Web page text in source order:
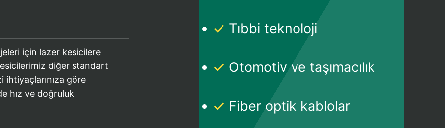
için lazer kesicilere
diğer standart
göre
hız ve doğruluk
Tıbbi teknoloji
Otomotiv ve taşımacılık
Fiber optik kablolar